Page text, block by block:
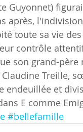
Guyonnet)
après,
toute sa vie
contrôle
son grand-père
Treille,
endeuillée et
E comme
#bellefamille